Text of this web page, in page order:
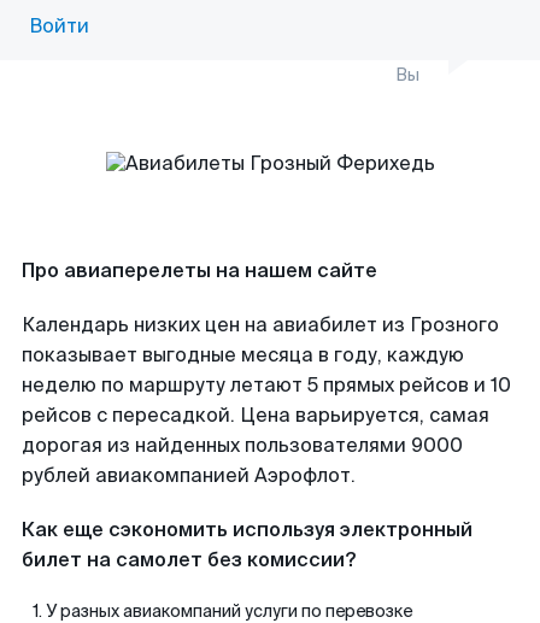
Войти
Вы
Про авиаперелеты на нашем сайте
Календарь низких цен на авиабилет из Грозного
показывает выгодные месяца в году, каждую
неделю по маршруту летают 5 прямых рейсов и 10
рейсов с пересадкой. Цена варьируется, самая
дорогая из найденных пользователями 9000
рублей авиакомпанией Аэрофлот.
Как еще сэкономить используя электронный
билет на самолет без комиссии?
У разных авиакомпаний услуги по перевозке